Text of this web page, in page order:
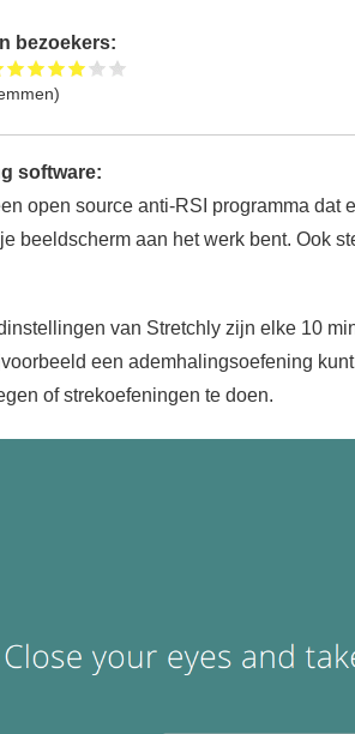
bezoekers:
software:
open source anti-RSI programma dat
beeldscherm aan het werk bent. Ook
van Stretchly zijn elke 10
een ademhalingsoefening
of strekoefeningen te doen.